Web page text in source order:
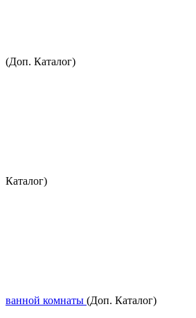
(Доп. Каталог)
Каталог)
ванной комнаты (Доп. Каталог)